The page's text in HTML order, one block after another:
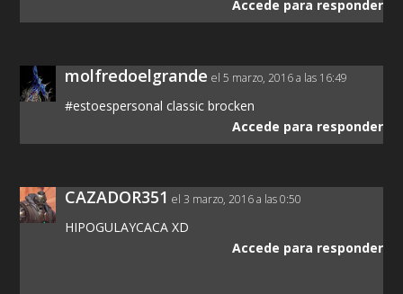
Accede para responder
molfredoelgrande el 5 marzo, 2016 a las 16:49
#estoespersonal classic brocken
Accede para responder
CAZADOR351 el 3 marzo, 2016 a las 0:50
HIPOGULAYCACA XD
Accede para responder